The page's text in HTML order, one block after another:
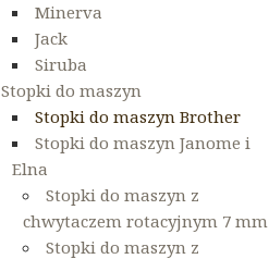
Minerva
Jack
Siruba
Stopki do maszyn
Stopki do maszyn Brother
Stopki do maszyn Janome i
Elna
Stopki do maszyn z
chwytaczem rotacyjnym 7 mm
Stopki do maszyn z